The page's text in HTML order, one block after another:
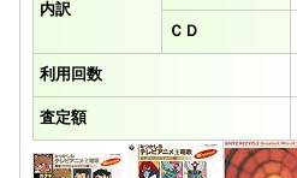
内訳
ＣＤ
利用回数
査定額